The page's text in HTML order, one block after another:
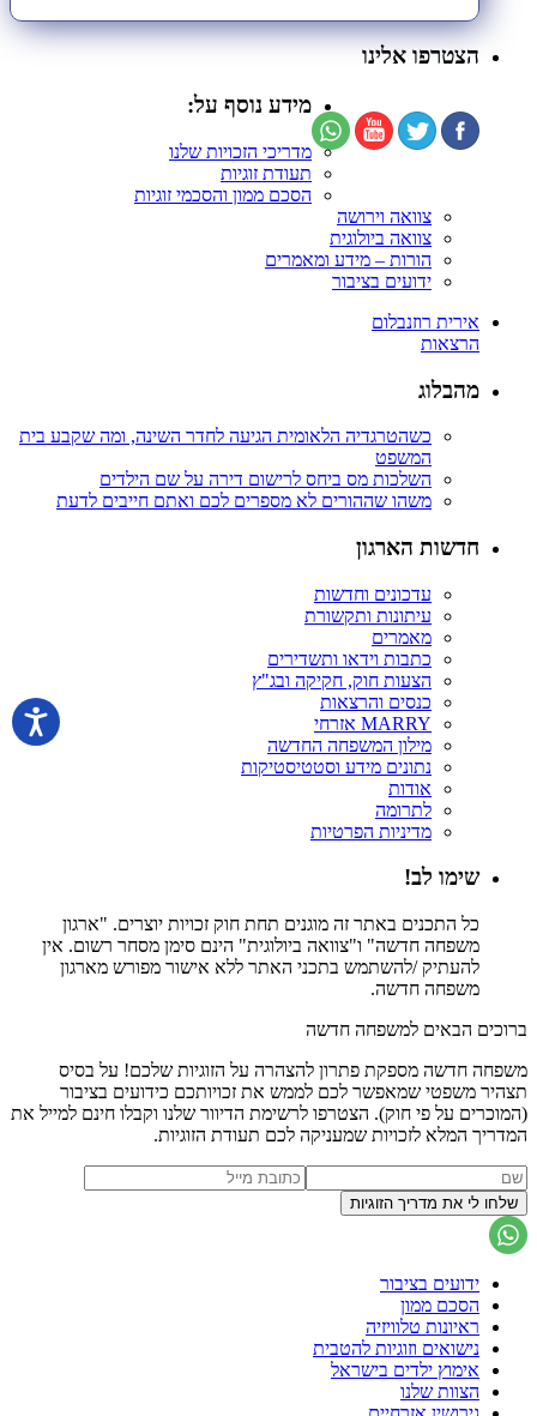
הצטרפו אלינו
מידע נוסף על:
מדריכי הזכויות שלנו
תעודת זוגיות
הסכם ממון והסכמי זוגיות
צוואה וירושה
צוואה ביולוגית
הורות – מידע ומאמרים
ידועים בציבור
אירית רוזנבלום
הרצאות
מהבלוג
כשהטרגדיה הלאומית הגיעה לחדר השינה, ומה שקבע בית
המשפט
השלכות מס ביחס לרישום דירה על שם הילדים
משהו שההורים לא מספרים לכם ואתם חייבים לדעת
חדשות הארגון
עדכונים וחדשות
עיתונות ותקשורת
מאמרים
כתבות וידאו ותשדירים
הצעות חוק, חקיקה ובג"ץ
כנסים והרצאות
MARRY אזרחי
מילון המשפחה החדשה
נתונים מידע וסטטיסטיקות
אודות
לתרומה
מדיניות הפרטיות
שימו לב!
כל התכנים באתר זה מוגנים תחת חוק זכויות יוצרים. "ארגון
משפחה חדשה" ו"צוואה ביולוגית" הינם סימן מסחר רשום. אין
להעתיק /להשתמש בתכני האתר ללא אישור מפורש מארגון
משפחה חדשה.
ברוכים הבאים למשפחה חדשה
משפחה חדשה מספקת פתרון להצהרה על הזוגיות שלכם! על בסיס
תצהיר משפטי שמאפשר לכם לממש את זכויותכם כידועים בציבור
(המוכרים על פי חוק). הצטרפו לרשימת הדיוור שלנו וקבלו חינם למייל את
המדריך המלא לזכויות שמעניקה לכם תעודת הזוגיות.
ידועים בציבור
הסכם ממון
ראיונות טלוויזיה
נישואים וזוגיות להטבית
אימוץ ילדים בישראל
הצוות שלנו